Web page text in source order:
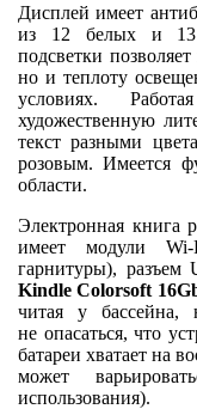
Дисплей имеет
из 12 белых и 13
подсветки
но и теплоту
условиях.
художественную
текст разными
розовым. Имеется
области.
Электронная книга
имеет модули
гарнитуры), разъем
Kindle Colorsoft
читая у
не опасаться, что
батареи хватает на
может
использования).